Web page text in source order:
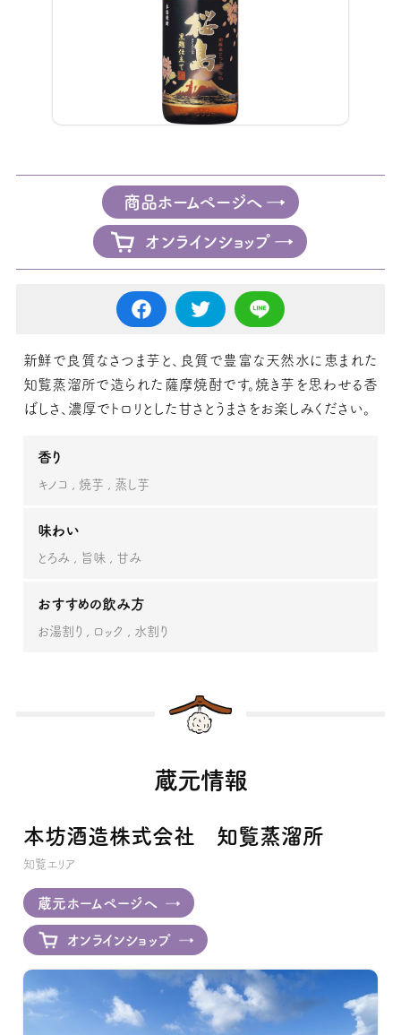
商品ホームページへ
オンラインショップ
新鮮で良質なさつま芋と、良質で豊富な天然水に恵まれた
知覧蒸溜所で造られた薩摩焼酎です。焼き芋を思わせる香
ばしさ、濃厚でトロリとした甘さとうまさをお楽しみください。
香り
キノコ 焼芋 蒸し芋
味わい
とろみ 旨味 甘み
おすすめの飲み方
お湯割り ロック 水割り
蔵元情報
本坊酒造株式会社 知覧蒸溜所
知覧エリア
蔵元ホームページへ
オンラインショップ